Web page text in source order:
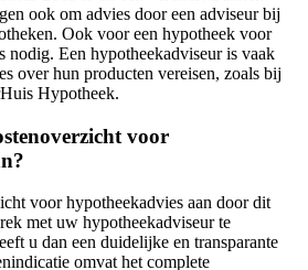
ook om advies door een adviseur bij
Ook voor een hypotheek voor
nodig. Een hypotheekadviseur is vaak
over hun producten vereisen, zoals bij
Hypotheek.
voor
voor hypotheekadvies aan door dit
met uw hypotheekadviseur te
u dan een duidelijke en transparante
omvat het complete